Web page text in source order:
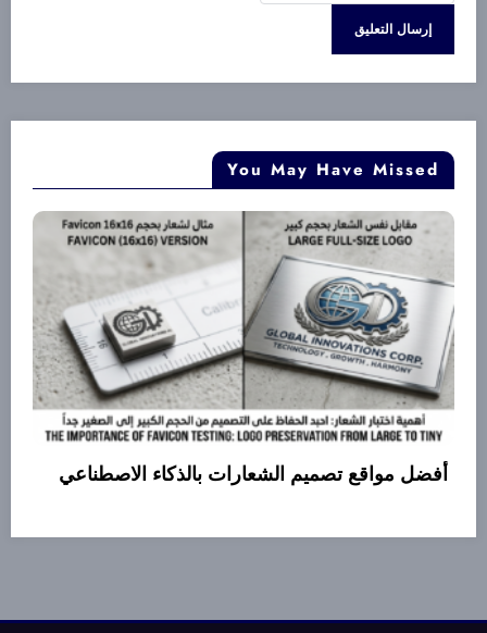
You May Have Missed
أفضل مواقع تصميم الشعارات بالذكاء الاصطناعي